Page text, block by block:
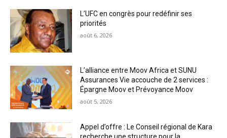
L’UFC en congrès pour redéfinir ses
priorités
août 6, 2026
L’alliance entre Moov Africa et SUNU
Assurances Vie accouche de 2 services :
Épargne Moov et Prévoyance Moov
août 5, 2026
Appel d’offre : Le Conseil régional de Kara
recherche une structure pour la